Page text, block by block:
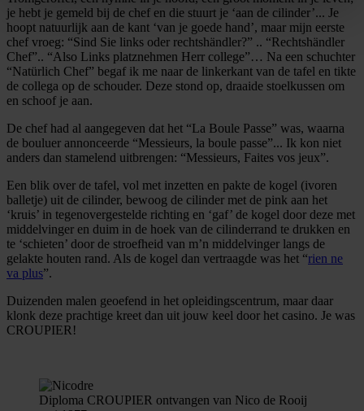
U kunt uw toestemming op elk moment wijzigen of
intrekken in de Cookieverklaring.
We gebruiken cookies om content en advertenties te
personaliseren, om functies voor social media te bieden
informatie over uw gebruik van onze site met onze
partners voor social media, adverteren en analyse. Deze
partners kunnen deze gegevens combineren met andere
informatie die u aan ze heeft verstrekt of die ze hebben
verzameld op basis van uw gebruik van hun services.
je hebt je gemeld bij de chef en die stuurt je ‘aan de cilinder’... Je
hoopt natuurlijk aan de kant ‘van je goede hand’, maar mijn eerste
chef vroeg: “Sind Sie links oder rechtshändler?” .. “Rechtshändler
Chef”.. “Also Links platznehmen Herr college”… Na een schuchter
“Natürlich Chef” begaf ik me naar de linkerkant van de tafel en tikte
de collega op de schouder. Deze stond op, draaide stoelkussen om
en schoof je aan.
De chef had al aangegeven dat het “La Boule Passe” was, waarna
de bouluer annonceerde “Messieurs, la boule passe”... Ik kon niet
anders dan stamelend uitbrengen: “Messieurs, Faites vos jeux”.
Een blik over de tafel, vol met inzetten en pakte de kogel (ivoren
balletje) uit de cilinder, bewoog de cilinder met de pink aan het
‘kruis’ in tegenovergestelde richting en ‘gaf’ de kogel door deze met
middelvinger en duim in de hoek van de cilinderrand te drukken en
te ‘schieten’ door de stroefheid van m’n middelvinger langs de
gelakte houten rand. Als de kogel dan vertraagde was het “rien ne
va plus”.
Duizenden malen geoefend in het opleidingscentrum, maar daar
klonk deze prachtige kreet dan uit jouw keel door het casino. Je was
CROUPIER!
Diploma CROUPIER ontvangen van Nico de Rooij